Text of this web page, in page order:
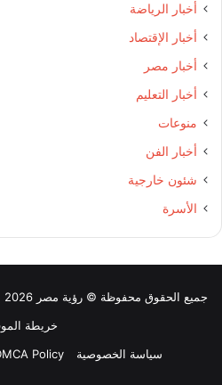
أخبار الرياضة
أخبار الإقتصاد
أخبار مصر
أخبار التعليم
منوعات
أخبار الفن
شئون خارجية
الأسرة
جميع الحقوق محفوظة © رؤية مصر 2026 برمجة وتصميم عرب فور هوست |
خريطة
سياسة الخصوصية
Policy